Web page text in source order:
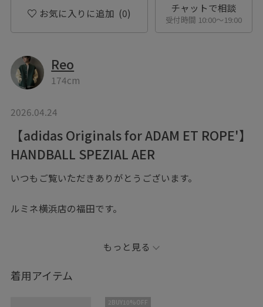
お気に入りに追加 (0) チャットで相談
受付時間 10:00〜19:00
Reo
174cm
2026.04.24
【adidas Originals for ADAM ET ROPE'】
HANDBALL SPEZIAL AER
いつもご覧いただきありがとうございます。
ルミネ横浜店の福田です。
是非店頭でお試しください！
もっと見る
着用アイテム
2BUY10%OFF